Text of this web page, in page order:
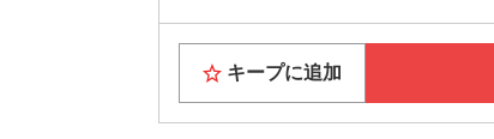
キープに追加